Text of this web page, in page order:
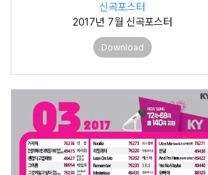
신곡포스터
2017년 7월 신곡포스터
Download